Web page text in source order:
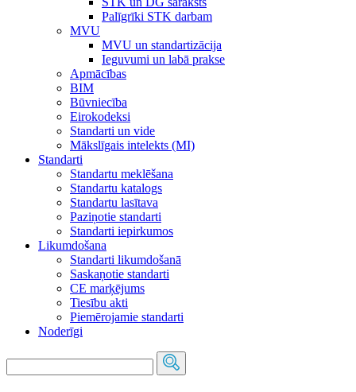
Palīgrīki STK darbam
MVU
MVU un standartizācija
Ieguvumi un labā prakse
Apmācības
BIM
Būvniecība
Eirokodeksi
Standarti un vide
Mākslīgais intelekts (MI)
Standarti
Standartu meklēšana
Standartu katalogs
Standartu lasītava
Paziņotie standarti
Standarti iepirkumos
Likumdošana
Standarti likumdošanā
Saskaņotie standarti
CE marķējums
Tiesību akti
Piemērojamie standarti
Noderīgi